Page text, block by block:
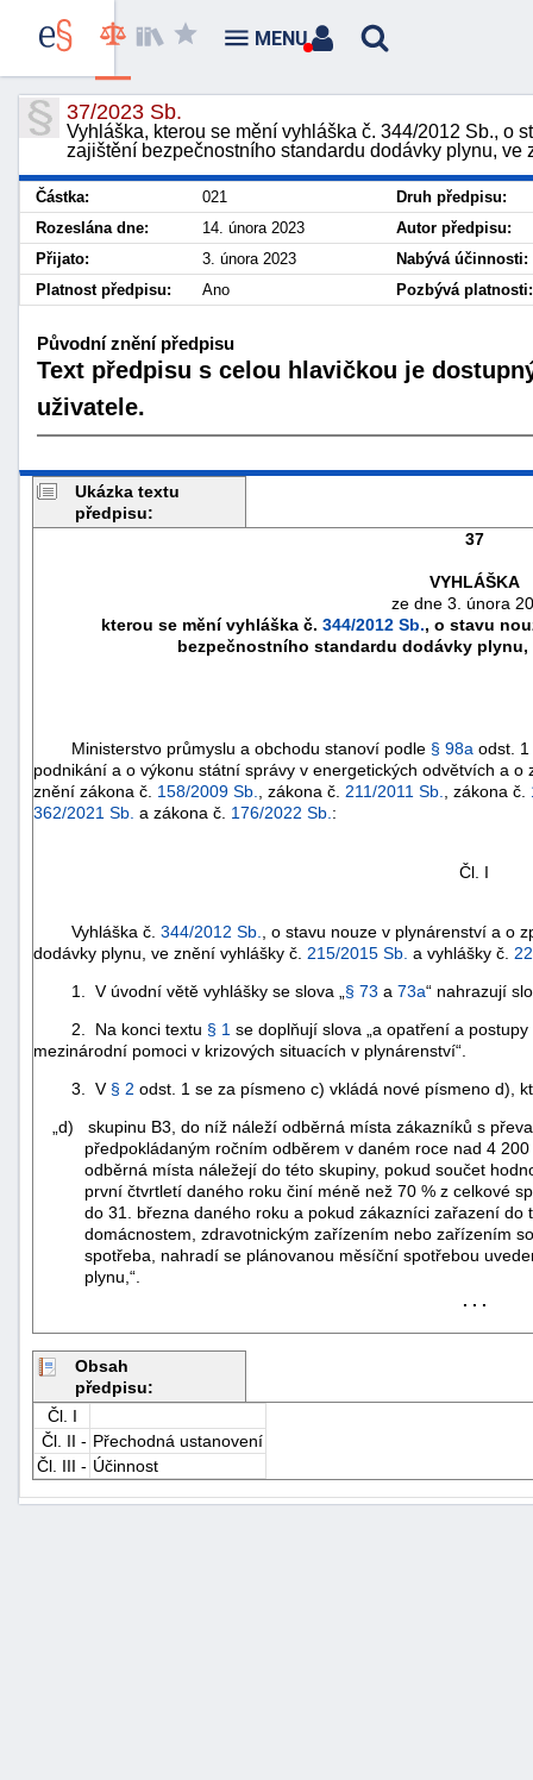
37/2023 Sb.
Vyhláška, kterou se mění vyhláška č. 344/2012 Sb., o
zajištění bezpečnostního standardu dodávky plynu, ve
Částka: 021
Druh předpisu:
Rozeslána dne:
14. února 2023
Autor předpisu:
Přijato:
3. února 2023
Nabývá účinnosti:
Platnost předpisu:
Ano Pozbývá platnosti:
Původní znění předpisu
Text předpisu s celou hlavičkou je
uživatele.
Ukázka textu
předpisu:
37
VYHLÁŠKA
ze dne 3. února
kterou se mění vyhláška č. 344/2012 Sb., o stavu
bezpečnostního standardu dodávky
Ministerstvo průmyslu a obchodu stanoví podle § 98a odst.
podnikání a o výkonu státní správy v energetických odvětvích a
znění zákona č. 158/2009 Sb. , zákona č. 211/2011 Sb. , zákona č.
362/2021 Sb. a zákona č. 176/2022 Sb. :
Čl. I
Vyhláška č. 344/2012 Sb.
, o stavu nouze v plynárenství a o
dodávky plynu, ve znění vyhlášky č. 215/2015 Sb. a vyhlášky č.
1. V úvodní větě vyhlášky se slova „ § 73 a 73a“ nahrazují
2. Na konci textu § 1 se doplňují slova „a opatření a
mezinárodní pomoci v krizových situacích v plynárenství“.
3. V § 2 odst. 1 se za písmeno c) vkládá nové písmeno d),
„d) skupinu B3, do níž náleží odběrná místa zákazníků s
předpokládaným ročním odběrem v daném roce nad 4
odběrná místa náležejí do této skupiny, pokud součet
první čtvrtletí daného roku činí méně než 70 % z celkové
do 31. března daného roku a pokud zákazníci zařazení
domácnostem, zdravotnickým zařízením nebo zařízením
spotřeba, nahradí se plánovanou měsíční spotřebou
plynu,“.
. . .
Obsah
předpisu:
Čl. I
Čl. II - Přechodná ustanovení
Čl. III - Účinnost
MENU
náhrady